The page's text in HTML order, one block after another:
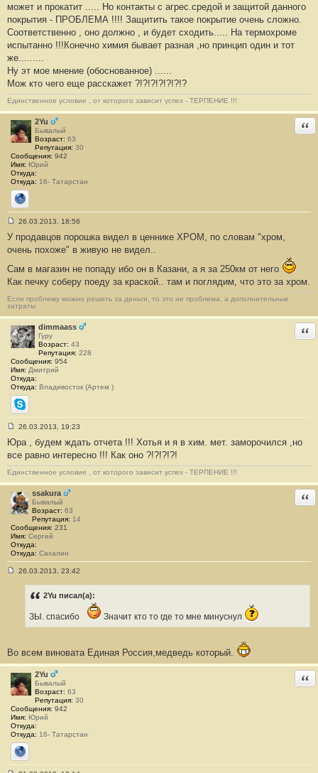
может и прокатит ..... Но контакты с агрес.средой и защитой данного
покрытия - ПРОБЛЕМА !!!! Защитить такое покрытие очень сложно.
Соответственно , оно должно , и будет сходить..... На термохроме
испытанно !!!Конечно химия бывает разная ,но принцип один и тот
же.........
Ну эт мое мнение (обоснованное) ......
Мож кто чего еще расскажет ?!?!?!?!?!?!?
Единственное условие , от которого зависит успех - ТЕРПЕНИЕ !!!
2Yu
Бывалый
Возраст: 63
Репутация: 30
Сообщения: 942
Имя: Юрий
Откуда:
Откуда: 16- Татарстан
Сайт
о
б
е
н
и
#
7
26.03.2013, 18:56
У продавцов порошка видел в ценнике ХРОМ, по словам "хром,
очень похоже" в живую не видел..
Сам в магазин не попаду ибо он в Казани, а я за 250км от него
Как печку соберу поеду за краской.. там и поглядим, что это за хром.
Если проблему можно решить за деньги, то это не проблема, а дополнительные
затраты
dimmaass
Гуру
Возраст: 43
Репутация: 228
Сообщения: 954
Имя: Дмитрий
Откуда:
Откуда: Владивосток (Артем )
Skype
о
о
б
щ
е
н
и
е
#
8
26.03.2013, 19:23
Юра , будем ждать отчета !!! Хотья и я в хим. мет. заморочился ,но
все равно интересно !!! Как оно ?!?!?!?!
Единственное условие , от которого зависит успех - ТЕРПЕНИЕ !!!
ssakura
Бывалый
Возраст: 63
Репутация: 14
Сообщения: 231
Имя: Сергей
Откуда:
Откуда: Сахалин
#
4
26.03.2013, 23:42
2Yu писал(а):
ЗЫ. спасибо Значит кто то где то мне минуснул
Во всем виновата Единая Россия,медведь который.
2Yu
Бывалый
Возраст: 63
Репутация: 30
Сообщения: 942
Имя: Юрий
Откуда:
Откуда: 16- Татарстан
Сайт